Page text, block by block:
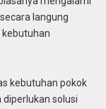
langung
kebutuhan pokok
solusi